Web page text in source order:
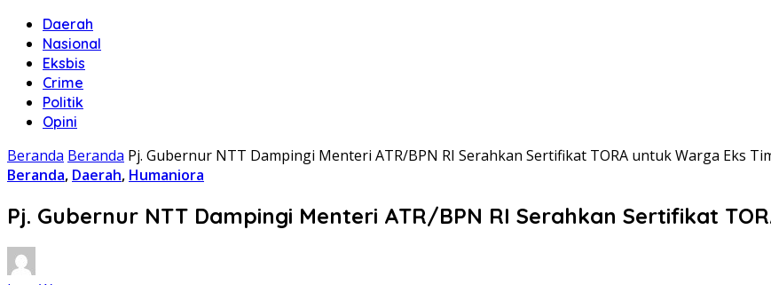
Daerah
Nasional
Eksbis
Crime
Politik
Opini
Beranda Beranda Pj. Gubernur NTT Dampingi Menteri ATR/BPN RI Serahkan Sertifikat TORA untuk Warga Eks
Beranda, Daerah, Humaniora
Pj. Gubernur NTT Dampingi Menteri ATR/BPN RI Serahkan Sertifikat